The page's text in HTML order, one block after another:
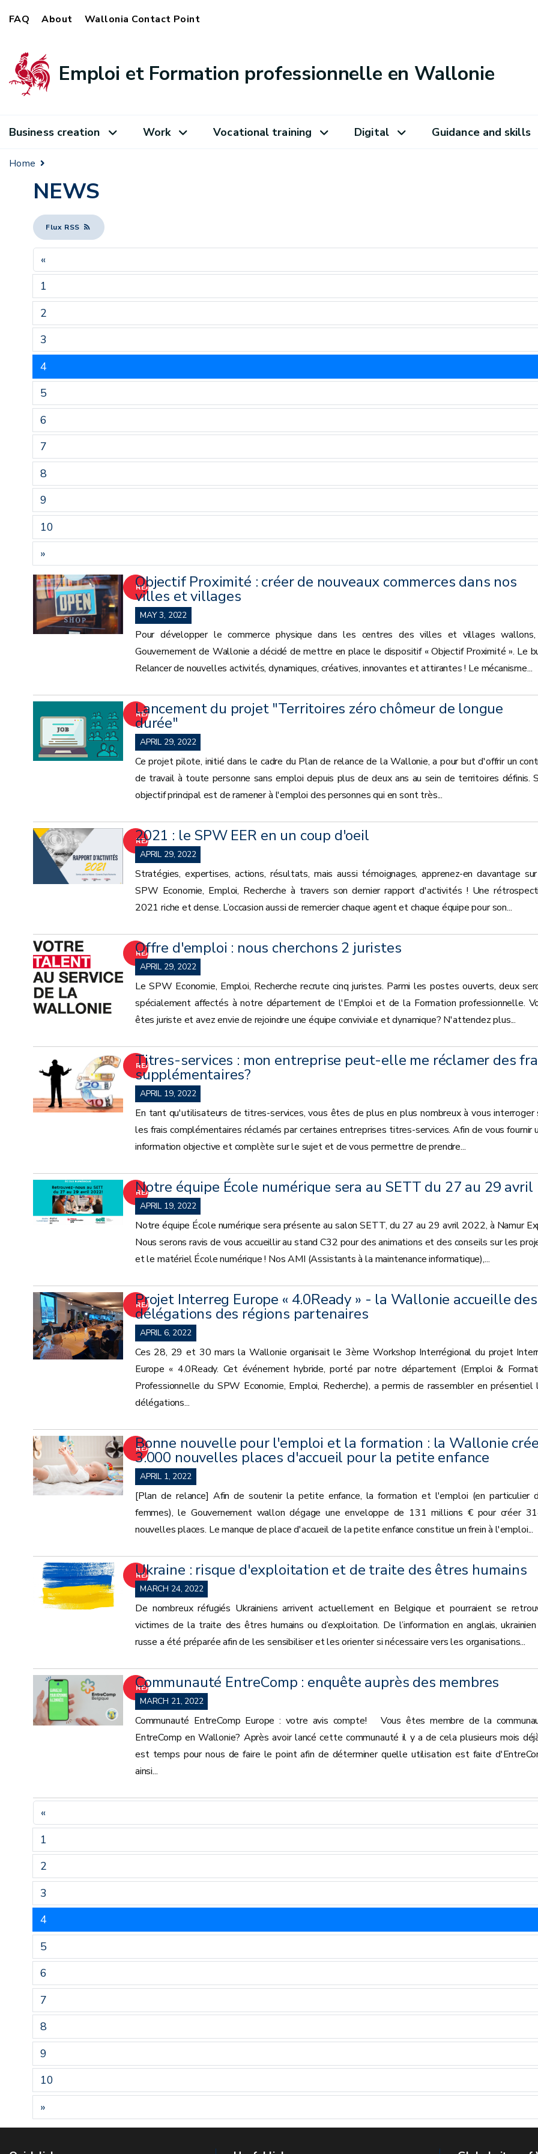
FAQ About Wallonia Contact Point
Emploi et Formation professionnelle en Wallonie
Business creation Work Vocational training Digital Guidance and skills
Home
NEWS
Flux RSS
«
1
2
3
4
5
6
7
8
9
10
»
READ
MORE
Objectif Proximité : créer de nouveaux commerces dans nos
villes et villages
MAY 3, 2022
Pour développer le commerce physique dans les centres des villes et villages
Gouvernement de Wallonie a décidé de mettre en place le dispositif « Objectif Proximité ». Le
Relancer de nouvelles activités, dynamiques, créatives, innovantes et attirantes ! Le mécanisme...
READ
MORE
Lancement du projet "Territoires zéro chômeur de longue
durée"
APRIL 29, 2022
Ce projet pilote, initié dans le cadre du Plan de relance de la Wallonie, a pour but d'offrir un
de travail à toute personne sans emploi depuis plus de deux ans au sein de territoires définis.
objectif principal est de ramener à l'emploi des personnes qui en sont très...
READ
MORE
2021 : le SPW EER en un coup d'oeil
APRIL 29, 2022
Stratégies, expertises, actions, résultats, mais aussi témoignages, apprenez-en davantage
SPW Economie, Emploi, Recherche à travers son dernier rapport d'activités ! Une
2021 riche et dense. L’occasion aussi de remercier chaque agent et chaque équipe pour son...
READ
MORE
Offre d'emploi : nous cherchons 2 juristes
APRIL 29, 2022
Le SPW Economie, Emploi, Recherche recrute cinq juristes. Parmi les postes ouverts, deux
spécialement affectés à notre département de l'Emploi et de la Formation professionnelle.
êtes juriste et avez envie de rejoindre une équipe conviviale et dynamique? N'attendez plus...
READ
MORE
Titres-services : mon entreprise peut-elle me réclamer des
supplémentaires?
APRIL 19, 2022
En tant qu'utilisateurs de titres-services, vous êtes de plus en plus nombreux à vous interroger
les frais complémentaires réclamés par certaines entreprises titres-services. Afin de vous fournir
information objective et complète sur le sujet et de vous permettre de prendre...
READ
MORE
Notre équipe École numérique sera au SETT du 27 au 29 avril
APRIL 19, 2022
Notre équipe École numérique sera présente au salon SETT, du 27 au 29 avril 2022, à Namur
Nous serons ravis de vous accueillir au stand C32 pour des animations et des conseils sur les
et le matériel École numérique ! Nos AMI (Assistants à la maintenance informatique),...
READ
MORE
Projet Interreg Europe « 4.0Ready » - la Wallonie accueille des
délégations des régions partenaires
APRIL 6, 2022
Ces 28, 29 et 30 mars la Wallonie organisait le 3ème Workshop Interrégional du projet
Europe « 4.0Ready. Cet événement hybride, porté par notre département (Emploi &
Professionnelle du SPW Economie, Emploi, Recherche), a permis de rassembler en présentiel
délégations...
READ
MORE
Bonne nouvelle pour l'emploi et la formation : la Wallonie crée
3.000 nouvelles places d'accueil pour la petite enfance
APRIL 1, 2022
[Plan de relance] Afin de soutenir la petite enfance, la formation et l'emploi (en particulier
femmes), le Gouvernement wallon dégage une enveloppe de 131 millions € pour créer
nouvelles places. Le manque de place d'accueil de la petite enfance constitue un frein à l'emploi...
READ
MORE
Ukraine : risque d'exploitation et de traite des êtres humains
MARCH 24, 2022
De nombreux réfugiés Ukrainiens arrivent actuellement en Belgique et pourraient se
victimes de la traite des êtres humains ou d’exploitation. De l’information en anglais,
russe a été préparée afin de les sensibiliser et les orienter si nécessaire vers les organisations...
READ
MORE
Communauté EntreComp : enquête auprès des membres
MARCH 21, 2022
Communauté EntreComp Europe : votre avis compte! Vous êtes membre de la
EntreComp en Wallonie? Après avoir lancé cette communauté il y a de cela plusieurs mois
est temps pour nous de faire le point afin de déterminer quelle utilisation est faite
ainsi...
«
1
2
3
4
5
6
7
8
9
10
»